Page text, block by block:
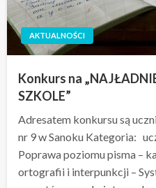
AKTUALNOŚCI
Konkurs na
SZKOLE”
Adresatem konkursu są
nr 9 w Sanoku Kategoria:
Poprawa poziomu pisma –
ortografii i interpunkcji –